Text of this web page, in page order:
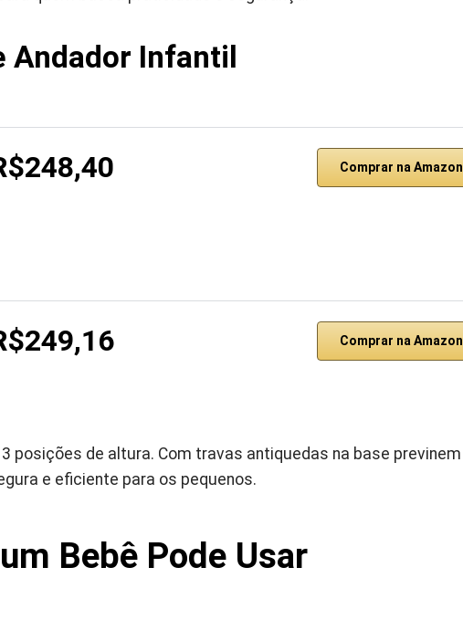
Andador Infantil
Comprar na Amazon
Comprar na Amazon
posições de altura. Com travas antiquedas na base previnem
e eficiente para os pequenos.
Bebê Pode Usar